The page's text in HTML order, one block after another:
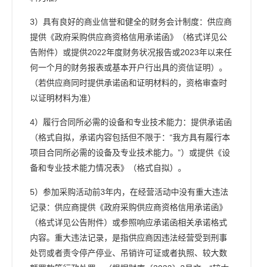
3）具有良好的商业信誉和健全的财务会计制度：供应商
提供《政府采购供应商资格信用承诺函》（格式详见公
告附件）或提供2022年度财务状况报告或2023年以来任
何一个月的财务报表或基本开户行出具的资信证明）。
（若供应商同时提供承诺函和证明材料的，资格审查时
以证明材料为准）
4）履行合同所必需的设备和专业技术能力：提供承诺函
（格式自拟，承诺内容包括但不限于：“我方具有履行本
项目合同所必需的设备及专业技术能力。”）或提供《设
备和专业技术能力情况表》（格式自拟）。
5）参加采购活动前3年内，在经营活动中没有重大违法
记录：供应商提供《政府采购供应商资格信用承诺函》
（格式详见公告附件）或参照响应承诺函相关承诺格式
内容。重大违法记录，是指供应商因违法经营受到刑事
处罚或者责令停产停业、吊销许可证或者执照、较大数